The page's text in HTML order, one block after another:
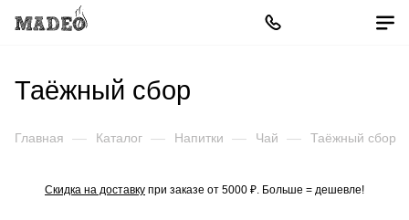
Таёжный сбор
Главная — Каталог — Напитки — Чай — Таёжный сбор
Скидка на доставку при заказе от 5000 ₽. Больше = дешевле!